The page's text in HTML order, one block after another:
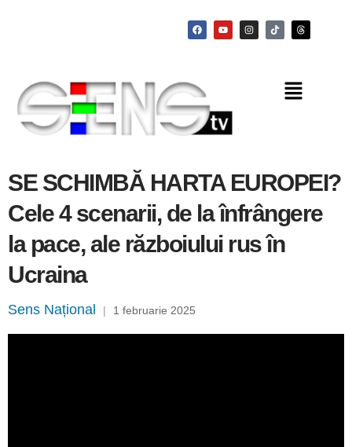
SE SCHIMBĂ HARTA EUROPEI?
Cele 4 scenarii, de la înfrângere
la pace, ale războiului rus în
Ucraina
Sens Național | 1 februarie 2025